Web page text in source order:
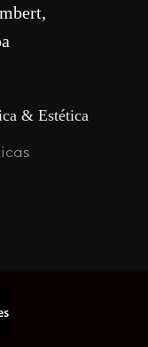
& Estética